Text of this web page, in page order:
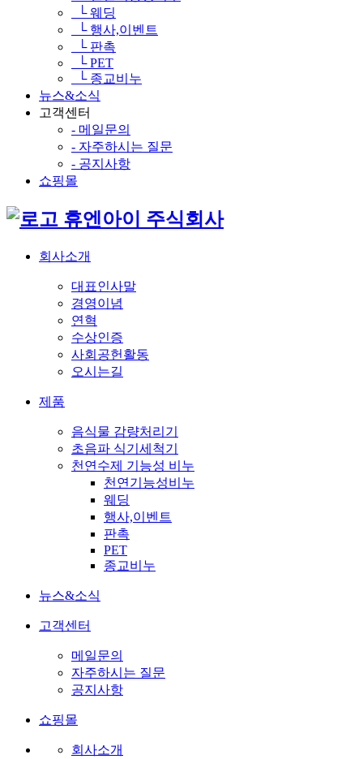
└ 웨딩
└ 행사,이벤트
└ 판촉
└ PET
└ 종교비누
뉴스&소식
고객센터
- 메일문의
- 자주하시는 질문
- 공지사항
쇼핑몰
휴엔아이 주식회사
회사소개
대표인사말
경영이념
연혁
수상인증
사회공헌활동
오시는길
제품
음식물 감량처리기
초음파 식기세척기
천연수제 기능성 비누
천연기능성비누
웨딩
행사,이벤트
판촉
PET
종교비누
뉴스&소식
고객센터
메일문의
자주하시는 질문
공지사항
쇼핑몰
회사소개